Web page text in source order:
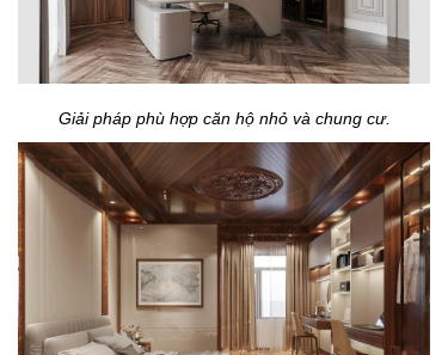
Giải pháp phù hợp căn hộ nhỏ và chung cư.